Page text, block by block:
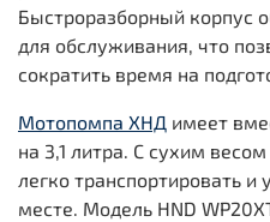
Быстроразборный корпус
для обслуживания, что
сократить время на
Мотопомпа ХНД имеет
на 3,1 литра. С сухим
легко транспортировать
месте. Модель HND